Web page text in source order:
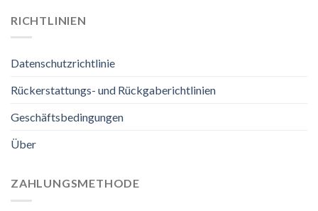
RICHTLINIEN
Datenschutzrichtlinie
Rückerstattungs- und Rückgaberichtlinien
Geschäftsbedingungen
Über
ZAHLUNGSMETHODE